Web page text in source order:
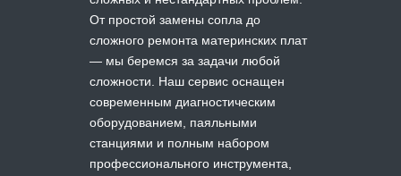
От простой замены сопла до
сложного ремонта материнских плат
— мы беремся за задачи любой
сложности. Наш сервис оснащен
современным диагностическим
оборудованием, паяльными
станциями и полным набором
профессионального инструмента,